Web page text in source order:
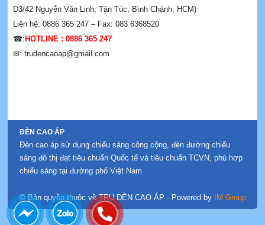
ĐÈN CAO ÁP
Đèn cao áp sử dụng chiếu sáng công cộng, đèn đường chiếu
sáng đô thị đạt tiêu chuẩn Quốc tế và tiêu chuẩn TCVN, phù hợp
chiếu sáng tại đường phố Việt Nam
D3/42 Nguyễn Văn Linh, Tân Túc, Bình Chánh, HCM)
Liên hệ: 0886 365 247 – Fax: 083 6368520
☎: HOTLINE : 0886 365 247
✉: trudencaoap@gmail.com
© Bản quyền thuộc về TRỤ ĐÈN CAO ÁP - Powered by IM Group